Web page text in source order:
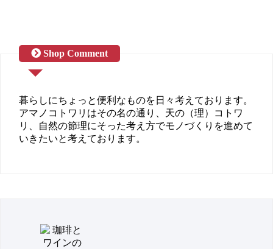
暮らしにちょっと便利なものを日々考えております。
アマノコトワリはその名の通り、天の（理）コトワ
リ、自然の節理にそった考え方でモノづくりを進めて
いきたいと考えております。